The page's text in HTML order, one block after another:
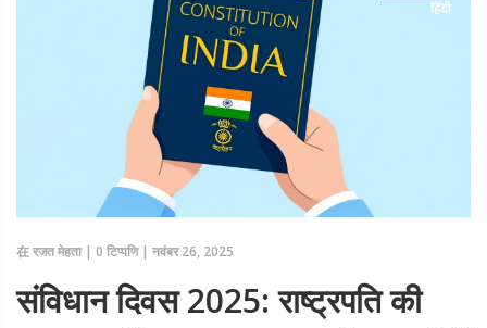
在रजत मेहता| 0 टिप्पणि| नवंबर 26, 2025
संविधान दिवस 2025: राष्ट्रपति की